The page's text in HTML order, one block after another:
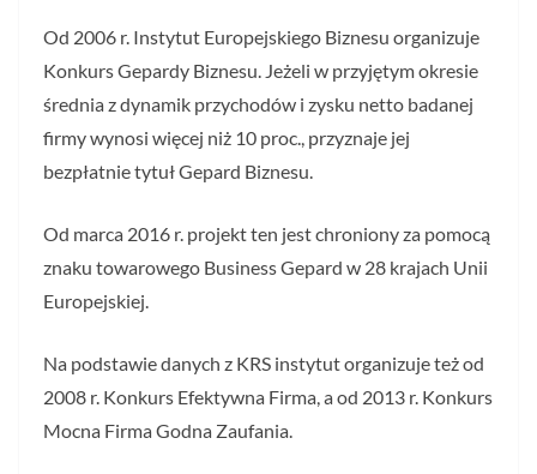
Od 2006 r. Instytut Europejskiego Biznesu organizuje
Konkurs Gepardy Biznesu. Jeżeli w przyjętym okresie
średnia z dynamik przychodów i zysku netto badanej
firmy wynosi więcej niż 10 proc., przyznaje jej
bezpłatnie tytuł Gepard Biznesu.
Od marca 2016 r. projekt ten jest chroniony za pomocą
znaku towarowego Business Gepard w 28 krajach Unii
Europejskiej.
Na podstawie danych z KRS instytut organizuje też od
2008 r. Konkurs Efektywna Firma, a od 2013 r. Konkurs
Mocna Firma Godna Zaufania.